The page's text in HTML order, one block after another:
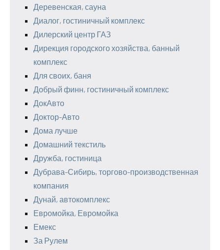
Деревенская, сауна
Диалог, гостиничный комплекс
Дилерский центр ГАЗ
Дирекция городского хозяйства, банный
комплекс
Для своих, баня
Добрый финн, гостиничный комплекс
ДокАвто
Доктор-Авто
Дома лучше
Домашний текстиль
Дружба, гостиница
Дубрава-Сибирь, торгово-производственная
компания
Дунай, автокомплекс
Евромойка, Евромойка
Емекс
За Рулем